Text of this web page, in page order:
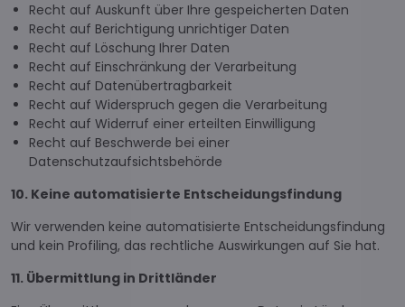
Recht auf Auskunft über Ihre gespeicherten Daten
Recht auf Berichtigung unrichtiger Daten
Recht auf Löschung Ihrer Daten
Recht auf Einschränkung der Verarbeitung
Recht auf Datenübertragbarkeit
Recht auf Widerspruch gegen die Verarbeitung
Recht auf Widerruf einer erteilten Einwilligung
Recht auf Beschwerde bei einer
Datenschutzaufsichtsbehörde
10. Keine automatisierte Entscheidungsfindung
Wir verwenden keine automatisierte Entscheidungsfindung
und kein Profiling, das rechtliche Auswirkungen auf Sie hat.
11. Übermittlung in Drittländer